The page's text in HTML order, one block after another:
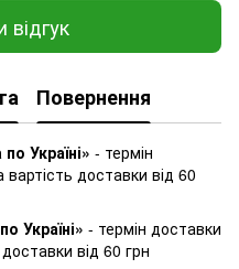
Повернення
Україні» - термін
доставки від 60
Україні» - термін доставки
від 60 грн